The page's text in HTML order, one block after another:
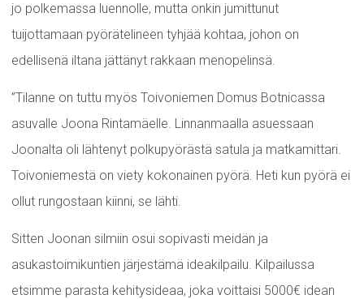
jo polkemassa luennolle, mutta onkin jumittunut
tuijottamaan pyörätelineen tyhjää kohtaa, johon on
edellisenä iltana jättänyt rakkaan menopelinsä.
”Tilanne on tuttu myös Toivoniemen Domus Botnicassa
asuvalle Joona Rintamäelle. Linnanmaalla asuessaan
Joonalta oli lähtenyt polkupyörästä satula ja matkamittari.
Toivoniemestä on viety kokonainen pyörä. Heti kun pyörä ei
ollut rungostaan kiinni, se lähti.
Sitten Joonan silmiin osui sopivasti meidän ja
asukastoimikuntien järjestämä ideakilpailu. Kilpailussa
etsimme parasta kehitysideaa, joka voittaisi 5000€ idean